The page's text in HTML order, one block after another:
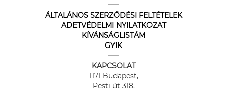
ÁLTALÁNOS SZERZŐDÉSI FELTÉTELEK
ADETVÉDELMI NYILATKOZAT
KÍVÁNSÁGLISTÁM
GYIK
KAPCSOLAT
1171 Budapest,
Pesti út 318.